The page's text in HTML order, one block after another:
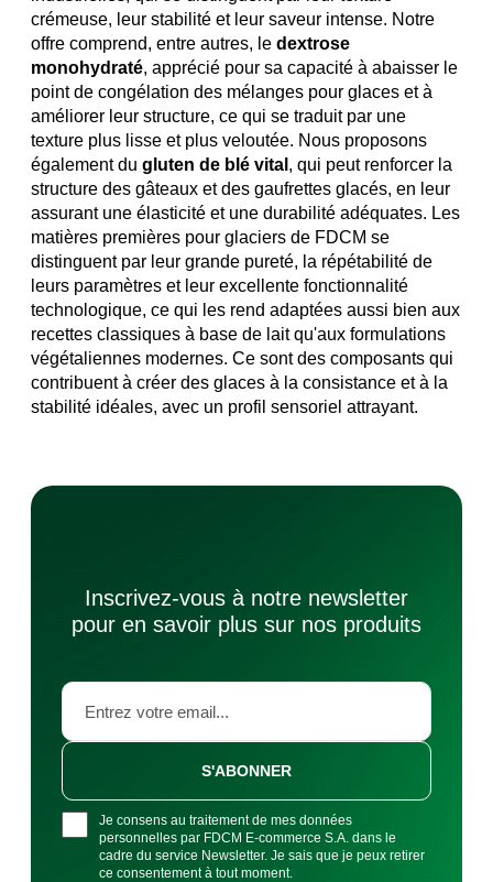
crémeuse, leur stabilité et leur saveur intense. Notre
offre comprend, entre autres, le dextrose
monohydraté, apprécié pour sa capacité à abaisser le
point de congélation des mélanges pour glaces et à
améliorer leur structure, ce qui se traduit par une
texture plus lisse et plus veloutée. Nous proposons
également du gluten de blé vital , qui peut renforcer la
structure des gâteaux et des gaufrettes glacés, en leur
assurant une élasticité et une durabilité adéquates. Les
matières premières pour glaciers de FDCM se
distinguent par leur grande pureté, la répétabilité de
leurs paramètres et leur excellente fonctionnalité
technologique, ce qui les rend adaptées aussi bien aux
recettes classiques à base de lait qu'aux formulations
végétaliennes modernes. Ce sont des composants qui
contribuent à créer des glaces à la consistance et à la
stabilité idéales, avec un profil sensoriel attrayant.
Inscrivez-vous à notre newsletter
pour en savoir plus sur nos produits
Je consens au traitement de mes données
personnelles par FDCM E-commerce S.A. dans le
cadre du service Newsletter. Je sais que je peux retirer
ce consentement à tout moment.
S'ABONNER